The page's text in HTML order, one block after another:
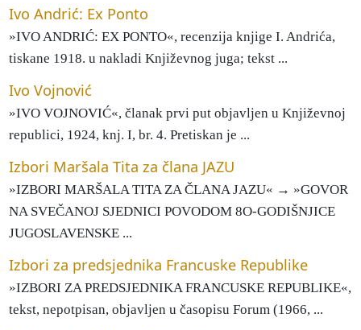
Ivo Andrić: Ex Ponto
»IVO ANDRIĆ: EX PONTO«, recenzija knjige I. Andrića,
tiskane 1918. u nakladi Književnog juga; tekst ...
Ivo Vojnović
»IVO VOJNOVIĆ«, članak prvi put objavljen u Književnoj
republici, 1924, knj. I, br. 4. Pretiskan je ...
Izbori Maršala Tita za člana JAZU
»IZBORI MARŠALA TITA ZA ČLANA JAZU« → »GOVOR
NA SVEČANOJ SJEDNICI POVODOM 8O-GODIŠNJICE
JUGOSLAVENSKE ...
Izbori za predsjednika Francuske Republike
»IZBORI ZA PREDSJEDNIKA FRANCUSKE REPUBLIKE«,
tekst, nepotpisan, objavljen u časopisu Forum (1966, ...